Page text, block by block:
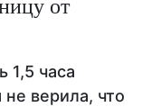
от
1,5 часа
не верила, что